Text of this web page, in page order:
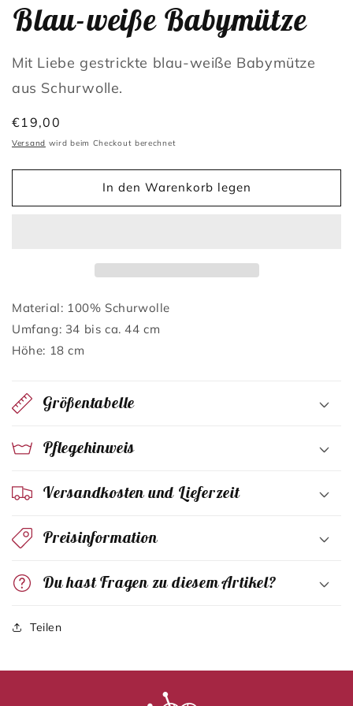
Blau-weiße Babymütze
Mit Liebe gestrickte blau-weiße Babymütze
aus Schurwolle.
Normaler
Preis
€19,00
Versand wird beim Checkout berechnet
In den Warenkorb legen
Material: 100% Schurwolle
Umfang: 34 bis ca. 44 cm
Höhe: 18 cm
Größentabelle
Pflegehinweis
Versandkosten und Lieferzeit
Preisinformation
Du hast Fragen zu diesem Artikel?
Teilen